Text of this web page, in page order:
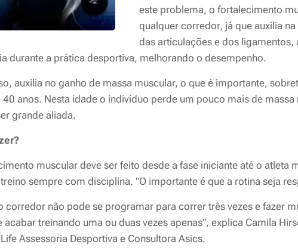
este problema, o fortalecimento
qualquer corredor, já que auxilia
das articulações e dos ligamentos,
durante a prática desportiva, melhorando o desempenho.
auxilia no ganho de massa muscular, o que é importante,
anos. Nesta idade o indivíduo perde um pouco mais de
grande aliada.
muscular deve ser feito desde a fase iniciante até o atleta
sempre com disciplina. "O importante é que a rotina seja
corredor não pode se programar para correr três vezes e fazer
acabar treinando uma ou duas vezes apenas", explica Camila
Assessoria Desportiva e Consultora Asics.